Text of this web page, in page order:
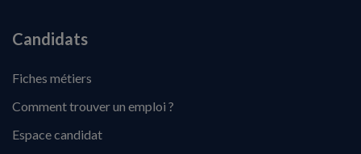
Candidats
Fiches métiers
Comment trouver un emploi ?
Espace candidat